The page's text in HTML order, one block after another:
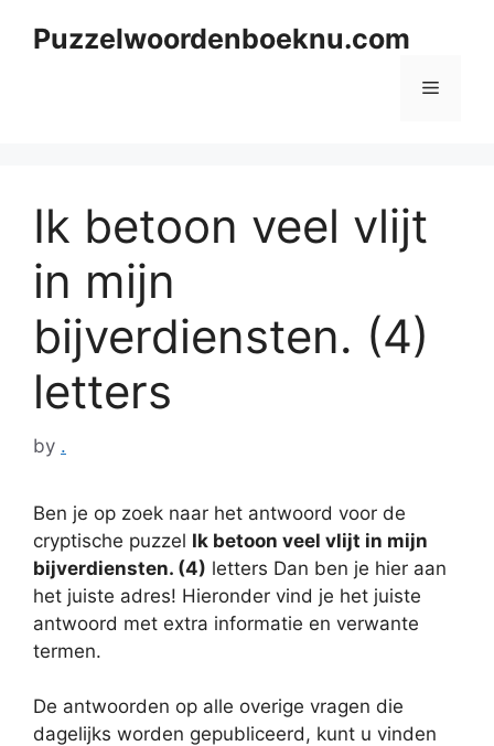
Puzzelwoordenboeknu.com
Menu
Ik betoon veel vlijt
in mijn
bijverdiensten. (4)
letters
by .
Ben je op zoek naar het antwoord voor de
cryptische puzzel Ik betoon veel vlijt in mijn
bijverdiensten. (4) letters Dan ben je hier aan
het juiste adres! Hieronder vind je het juiste
antwoord met extra informatie en verwante
termen.
De antwoorden op alle overige vragen die
dagelijks worden gepubliceerd, kunt u vinden